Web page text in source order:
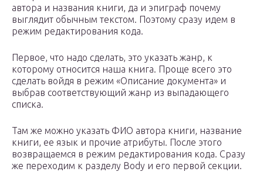
автора и названия книги, да и эпиграф почему
выглядит обычным текстом. Поэтому сразу идем в
режим редактирования кода.
Первое, что надо сделать, это указать жанр, к
которому относится наша книга. Проще всего это
сделать войдя в режим «Описание документа» и
выбрав соответствующий жанр из выпадающего
списка.
Там же можно указать ФИО автора книги, название
книги, ее язык и прочие атрибуты. После этого
возвращаемся в режим редактирования кода. Сразу
же переходим к разделу Body и его первой секции.